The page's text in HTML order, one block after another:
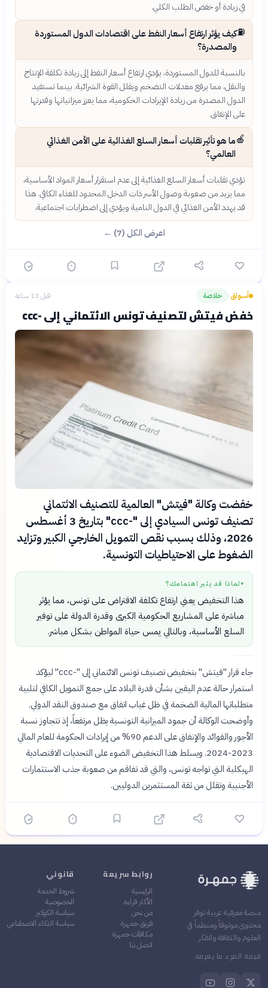
في زيادة أو خفض الطلب الكلي.
⛽كيف يؤثر ارتفاع أسعار النفط على اقتصادات الدول المستوردة
والمصدرة؟
بالنسبة للدول المستوردة، يؤدي ارتفاع أسعار النفط إلى زيادة تكلفة الإنتاج
والنقل، مما يرفع معدلات التضخم ويقلل القوة الشرائية. بينما تستفيد
الدول المصدرة من زيادة الإيرادات الحكومية، مما يعزز ميزانياتها وقدرتها
على الإنفاق.
🍎ما هو تأثير تقلبات أسعار السلع الغذائية على الأمن الغذائي
العالمي؟
تؤدي تقلبات أسعار السلع الغذائية إلى عدم استقرار أسعار المواد الأساسية،
مما يزيد من صعوبة وصول الأسر ذات الدخل المحدود للغذاء الكافي. هذا
قد يهدد الأمن الغذائي في الدول النامية ويؤدي إلى اضطرابات اجتماعية.
اعرض الكل (7) ←
أسواق› خلاصة قبل 13 ساعة
خفض فيتش لتصنيف تونس الائتماني إلى -ccc
خفضت وكالة "فيتش" العالمية للتصنيف الائتماني
تصنيف تونس السيادي إلى "-ccc" بتاريخ 3 أغسطس
2026، وذلك بسبب نقص التمويل الخارجي الكبير وتزايد
الضغوط على الاحتياطيات التونسية.
● لماذا قد يثير اهتمامك؟
هذا التخفيض يعني ارتفاع تكلفة الاقتراض على تونس، مما يؤثر
مباشرة على المشاريع الحكومية الكبرى وقدرة الدولة على توفير
السلع الأساسية، وبالتالي يمس حياة المواطن بشكل مباشر.
جاء قرار "فيتش" بتخفيض تصنيف تونس الائتماني إلى "-ccc" ليؤكد
استمرار حالة عدم اليقين بشأن قدرة البلاد على جمع التمويل الكافي لتلبية
متطلباتها المالية الضخمة في ظل غياب اتفاق مع صندوق النقد الدولي.
وأوضحت الوكالة أن جمود الميزانية التونسية يظل مرتفعاً، إذ تتجاوز نسبة
الأجور والفوائد والإنفاق على الدعم 90% من إيرادات الحكومة للعام المالي
2023-2024. ويسلط هذا التخفيض الضوء على التحديات الاقتصادية
الهيكلية التي تواجه تونس، والتي قد تفاقم من صعوبة جذب الاستثمارات
الأجنبية وتقلل من ثقة المستثمرين الدوليين.
منصة معرفية عربية توفر
محتوى موثوقاً ومنظماً في
العلوم والثقافة والفكر
قيمة المرء ما يعرفه
روابط سريعة
الرئيسية
الأكثر قراءة
من نحن
فريق جمهرة
مكافآت جمهرة
اتصل بنا
قانوني
شروط الخدمة
الخصوصية
سياسة الكوكيز
سياسة الذكاء الاصطناعي